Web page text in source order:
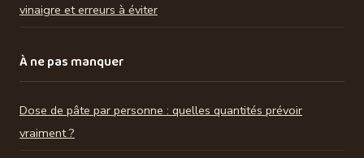
vinaigre et erreurs à éviter
À ne pas manquer
Dose de pâte par personne : quelles quantités prévoir
vraiment ?